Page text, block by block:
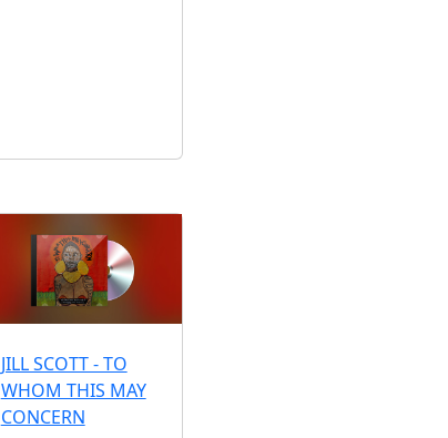
JILL SCOTT - TO
WHOM THIS MAY
CONCERN